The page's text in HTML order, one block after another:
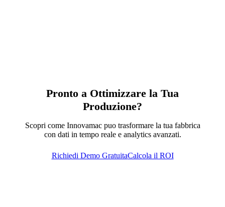
Pronto a Ottimizzare la Tua
Produzione?
Scopri come Innovamac puo trasformare la tua fabbrica
con dati in tempo reale e analytics avanzati.
Richiedi Demo GratuitaCalcola il ROI